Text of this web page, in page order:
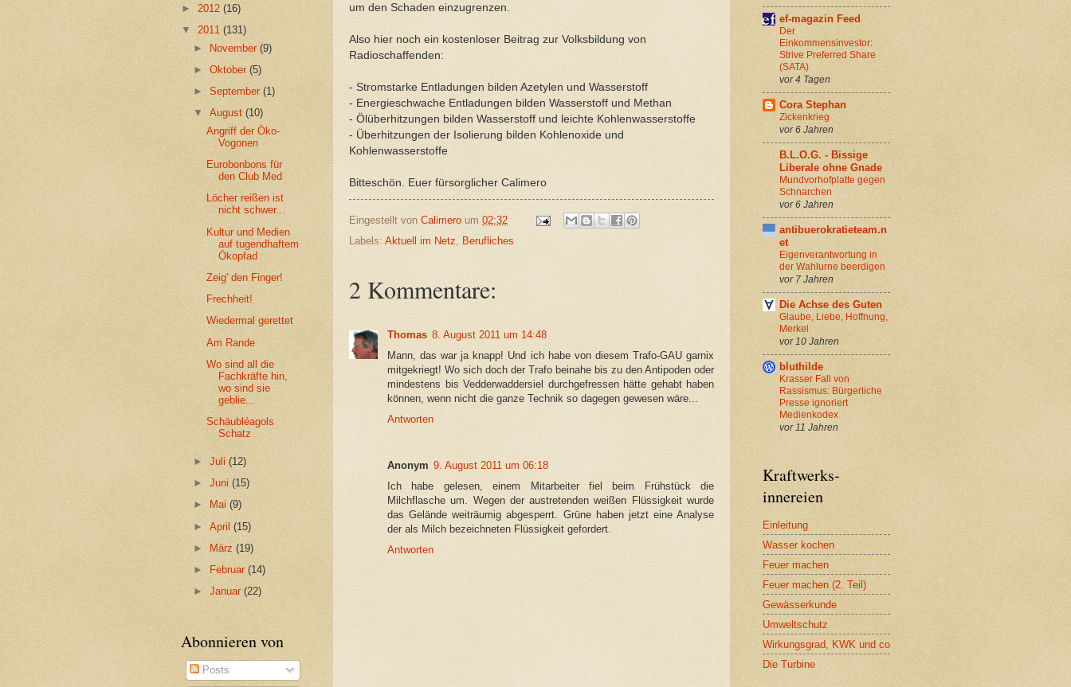
um den Schaden einzugrenzen.
Also hier noch ein kostenloser Beitrag zur Volksbildung von
Radioschaffenden:
- Stromstarke Entladungen bilden Azetylen und Wasserstoff
- Energieschwache Entladungen bilden Wasserstoff und Methan
- Ölüberhitzungen bilden Wasserstoff und leichte Kohlenwasserstoffe
- Überhitzungen der Isolierung bilden Kohlenoxide und
Kohlenwasserstoffe
Bitteschön. Euer fürsorglicher Calimero
Eingestellt von Calimero um 02:32
Labels: Aktuell im Netz, Berufliches
2 Kommentare:
Thomas 8. August 2011 um 14:48
Mann, das war ja knapp! Und ich habe von diesem Trafo-GAU garnix
mitgekriegt! Wo sich doch der Trafo beinahe bis zu den Antipoden oder
mindestens bis Vedderwaddersiel durchgefressen hätte gehabt haben
können, wenn nicht die ganze Technik so dagegen gewesen wäre...
Antworten
Anonym 9. August 2011 um 06:18
Ich habe gelesen, einem Mitarbeiter fiel beim Frühstück die
Milchflasche um. Wegen der austretenden weißen Flüssigkeit wurde
das Gelände weiträumig abgesperrt. Grüne haben jetzt eine Analyse
der als Milch bezeichneten Flüssigkeit gefordert.
Antworten
► 2012 (16)
▼ 2011 (131)
► November(9)
►Oktober(5)
►September(1)
▼August(10)
Angriff der Öko-
Vogonen
Eurobonbons für
den Club Med
Löcher reißen ist
nicht schwer...
Kultur und Medien
auf tugendhaftem
Ökopfad
Zeig' den Finger!
Frechheit!
Wiedermal gerettet
Am Rande
Wo sind all die
Fachkräfte hin,
wo sind sie
geblie...
Schäubléagols
Schatz
►Juli(12)
►Juni(15)
►
Mai(9)
►April(15)
►
März(19)
►
Februar(14)
►Januar(22)
Abonnieren von
Posts
ef-magazin Feed
Der
Einkommensinvestor:
Strive Preferred Share
(SATA)
vor 4 Tagen
Cora Stephan
Zickenkrieg
vor 6 Jahren
B.L.O.G. - Bissige
Liberale ohne Gnade
Mundvorhofplatte gegen
Schnarchen
vor 6 Jahren
antibuerokratieteam.n
et
Eigenverantwortung in
der Wahlurne beerdigen
vor 7 Jahren
Die Achse des Guten
Glaube, Liebe, Hoffnung,
Merkel
vor 10 Jahren
bluthilde
Krasser Fall von
Rassismus: Bürgerliche
Presse ignoriert
Medienkodex
vor 11 Jahren
Kraftwerks-
innereien
Einleitung
Wasser kochen
Feuer machen
Feuer machen (2. Teil)
Gewässerkunde
Umweltschutz
Wirkungsgrad, KWK und co
Die Turbine